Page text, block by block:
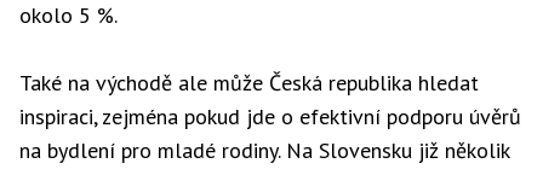
okolo 5 %.
Také na východě ale může Česká republika hledat
inspiraci, zejména pokud jde o efektivní podporu úvěrů
na bydlení pro mladé rodiny. Na Slovensku již několik